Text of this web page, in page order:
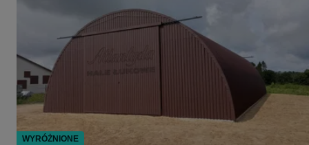
WYRÓŻNIONE